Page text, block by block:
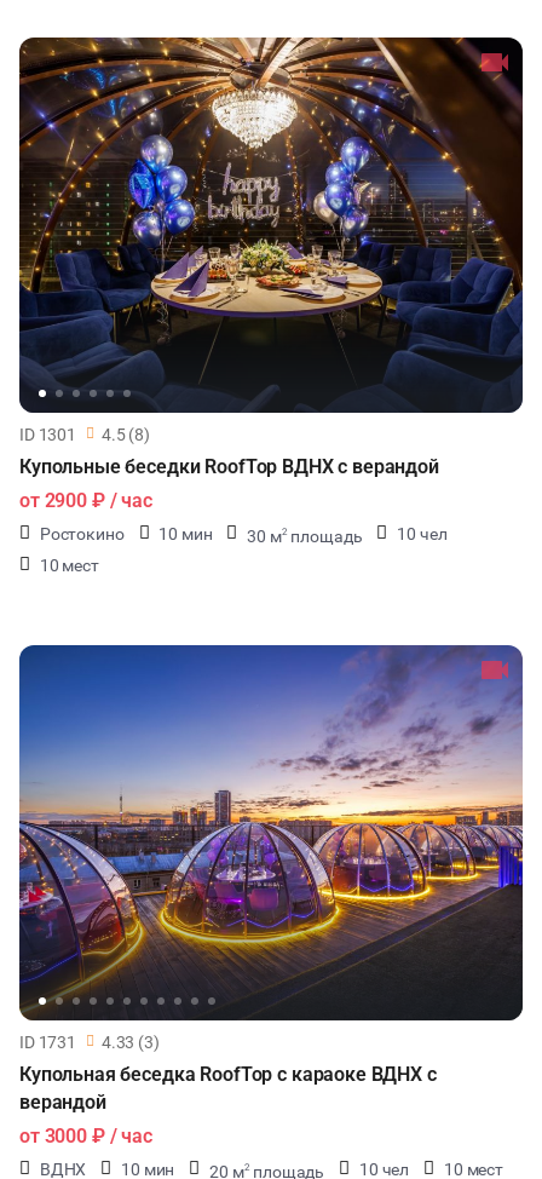
ID 1301 4.5 (8)
Купольные беседки RoofTop ВДНХ с верандой
от 2900 ₽/ час
Ростокино 10 мин 30 м2 площадь
10 чел
10 мест
ID 1731 4.33 (3)
Купольная беседка RoofTop с караоке ВДНХ с
верандой
от 3000 ₽/ час
ВДНХ 10 мин 20 м2 площадь 10 чел 10 мест